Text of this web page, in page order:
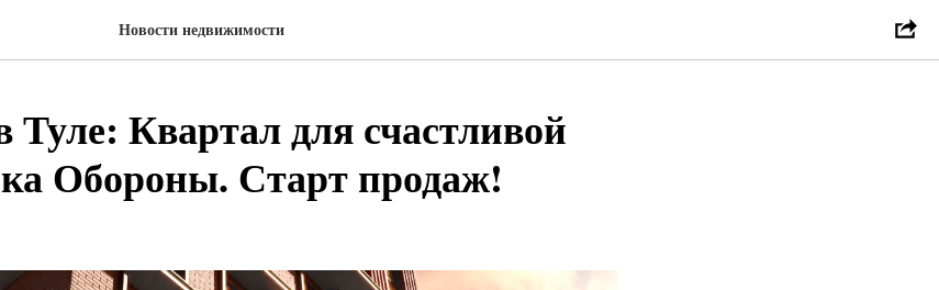
Новости недвижимости
Квартал для счастливой
Обороны. Старт продаж!